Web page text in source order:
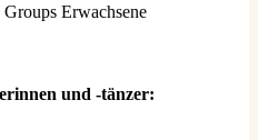
Erwachsene
und -tänzer: